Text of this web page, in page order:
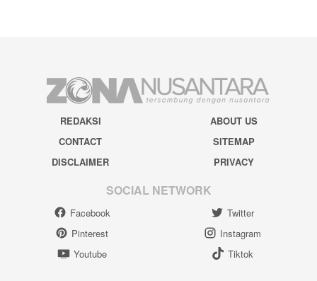
REDAKSI
ABOUT US
CONTACT
SITEMAP
DISCLAIMER
PRIVACY
SOCIAL NETWORK
Facebook
Twitter
Pinterest
Instagram
Youtube
Tiktok